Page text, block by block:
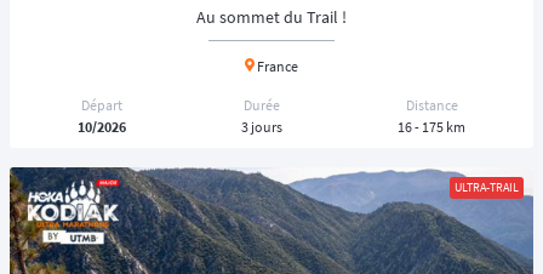
Au sommet du Trail !
France
Départ
10/2026
Durée
3 jours
Distance
16 - 175 km
ULTRA-TRAIL